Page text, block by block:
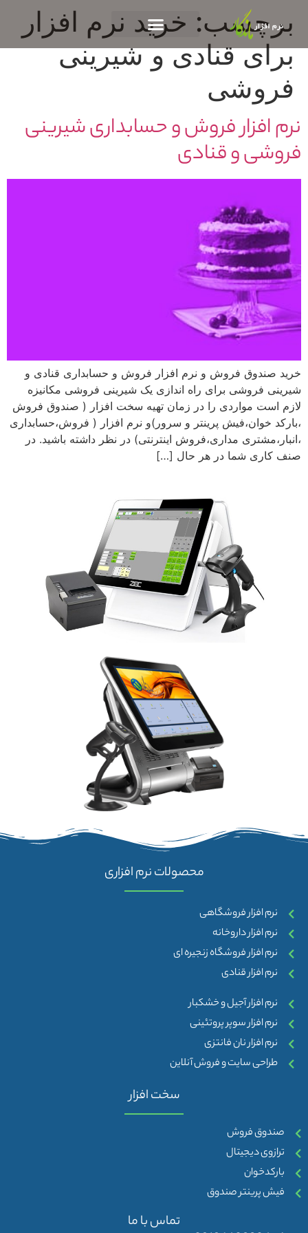
برچسب: خرید نرم افزار
برای قنادی و شیرینی
فروشی
نرم افزار فروش و حسابداری شیرینی
فروشی و قنادی
خرید صندوق فروش و نرم افزار فروش و حسابداری قنادی و
شیرینی فروشی برای راه اندازی یک شیرینی فروشی مکانیزه
لازم است مواردی را در زمان تهیه سخت افزار ( صندوق فروش
،بارکد خوان،فیش پرینتر و سرور)و نرم افزار ( فروش،حسابداری
،انبار،مشتری مداری،فروش اینترنتی) در نظر داشته باشید. در
صنف کاری شما در هر حال […]
محصولات نرم افزاری
نرم افزار فروشگاهی
نرم افزار داروخانه
نرم افزار فروشگاه زنجیره ای
نرم افزار قنادی
نرم افزار آجیل و خشکبار
نرم افزار سوپر پروتئینی
نرم افزار نان فانتزی
طراحی سایت و فروش آنلاین
سخت افزار
صندوق فروش
ترازوی دیجیتال
بارکدخوان
فیش پرینتر صندوق
تماس با ما